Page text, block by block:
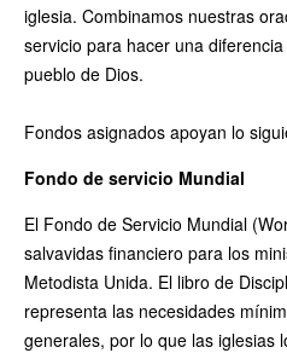
iglesia. Combinamos nuestras
servicio para hacer una
pueblo de Dios.
Fondos asignados apoyan lo
Fondo de servicio Mundial
El Fondo de Servicio Mundial
salvavidas financiero para los
Metodista Unida. El libro de
representa las necesidades
generales, por lo que las iglesias